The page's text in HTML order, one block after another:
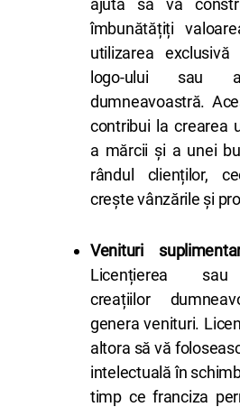
ajuta să vă
îmbunătățiți
utilizarea
logo-ului sau
dumneavoastră.
contribui la crearea
a mărcii și a unei
rândul clienților,
crește vânzările și
Venituri
Licențierea sau
creațiilor
genera venituri.
altora să vă
intelectuală în
timp ce franciza